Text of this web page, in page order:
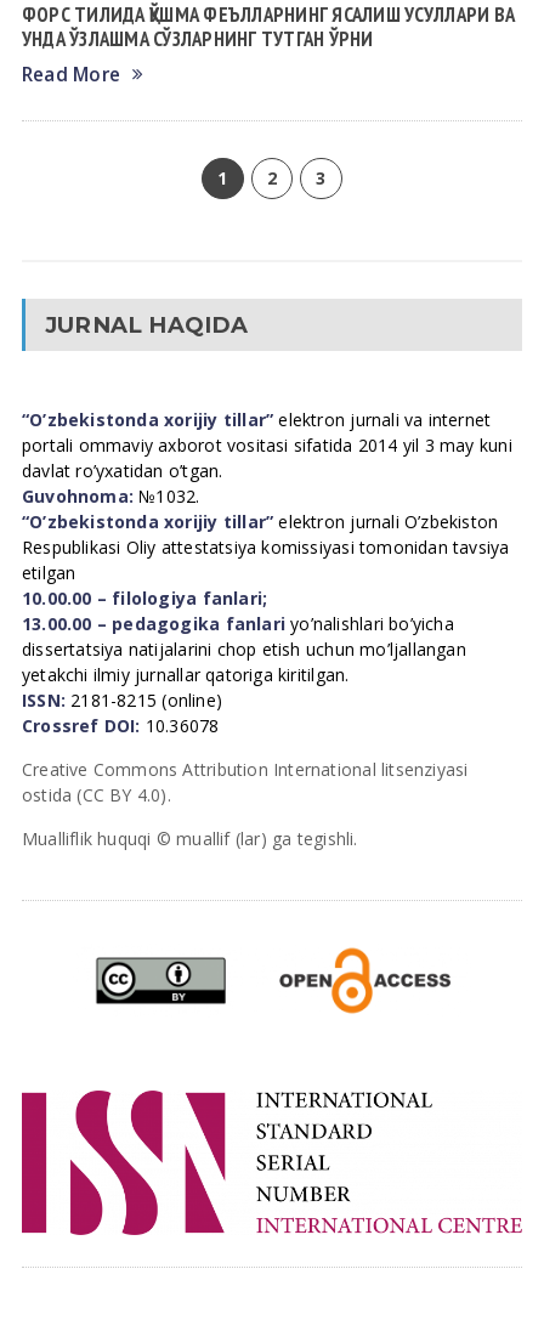
ФОРС ТИЛИДА ҚЎШМА ФЕЪЛЛАРНИНГ ЯСАЛИШ УСУЛЛАРИ ВА
УНДА ЎЗЛАШМА СЎЗЛАРНИНГ ТУТГАН ЎРНИ
Read More
1 2 3
JURNAL HAQIDA
“O’zbekistonda xorijiy tillar” elektron jurnali va internet
portali ommaviy axborot vositasi sifatida 2014 yil 3 may kuni
davlat ro’yxatidan o’tgan.
Guvohnoma: №1032.
“O’zbekistonda xorijiy tillar” elektron jurnali O’zbekiston
Respublikasi Oliy attestatsiya komissiyasi tomonidan tavsiya
etilgan
10.00.00 – filologiya fanlari;
13.00.00 – pedagogika fanlari yo’nalishlari bo’yicha
dissertatsiya natijalarini chop etish uchun mo’ljallangan
yetakchi ilmiy jurnallar qatoriga kiritilgan.
ISSN: 2181-8215 (online)
Crossref DOI: 10.36078
Creative Commons Attribution International litsenziyasi
ostida (CC BY 4.0).
Mualliflik huquqi © muallif (lar) ga tegishli.